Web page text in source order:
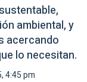
ambiental, y
acercando
lo necesitan.
4:45 pm